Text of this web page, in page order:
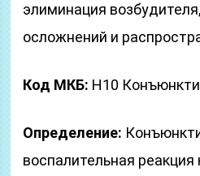
элиминация
осложнений и
Код МКБ: H10
Определение:
воспалительная